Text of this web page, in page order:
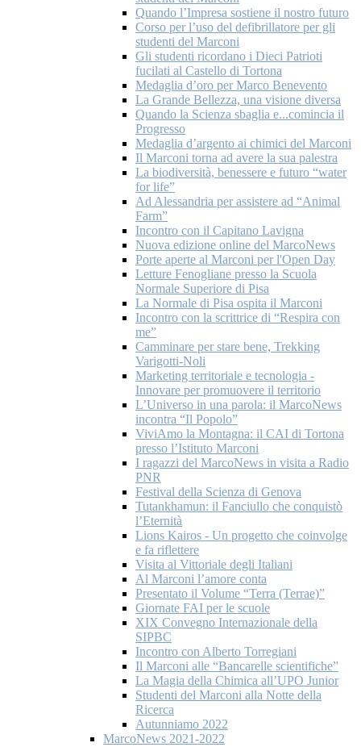
Quando l’Impresa sostiene il nostro futuro
Corso per l’uso del defibrillatore per gli
studenti del Marconi
Gli studenti ricordano i Dieci Patrioti
fucilati al Castello di Tortona
Medaglia d’oro per Marco Benevento
La Grande Bellezza, una visione diversa
Quando la Scienza sbaglia e...comincia il
Progresso
Medaglia d’argento ai chimici del Marconi
Il Marconi torna ad avere la sua palestra
La biodiversità, benessere e futuro “water
for life”
Ad Alessandria per assistere ad “Animal
Farm”
Incontro con il Capitano Lavigna
Nuova edizione online del MarcoNews
Porte aperte al Marconi per l'Open Day
Letture Fenogliane presso la Scuola
Normale Superiore di Pisa
La Normale di Pisa ospita il Marconi
Incontro con la scrittrice di “Respira con
me”
Camminare per stare bene, Trekking
Varigotti-Noli
Marketing territoriale e tecnologia -
Innovare per promuovere il territorio
L’Universo in una parola: il MarcoNews
incontra “Il Popolo”
ViviAmo la Montagna: il CAI di Tortona
presso l’Istituto Marconi
I ragazzi del MarcoNews in visita a Radio
PNR
Festival della Scienza di Genova
Tutankhamun: il Fanciullo che conquistò
l’Eternità
Lions Kairos - Un progetto che coinvolge
e fa riflettere
Visita al Vittoriale degli Italiani
Al Marconi l’amore conta
Presentato il Volume “Terra (Terrae)”
Giornate FAI per le scuole
XIX Convegno Internazionale della
SIPBC
Incontro con Alberto Torregiani
Il Marconi alle “Bancarelle scientifiche”
La Magia della Chimica all’UPO Junior
Studenti del Marconi alla Notte della
Ricerca
Autunniamo 2022
MarcoNews 2021-2022